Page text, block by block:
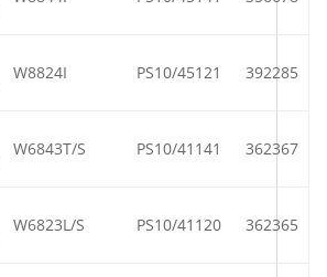
W8824I PS10/45121 392285
W6843T/S PS10/41141 362367
W6823L/S PS10/41120 362365